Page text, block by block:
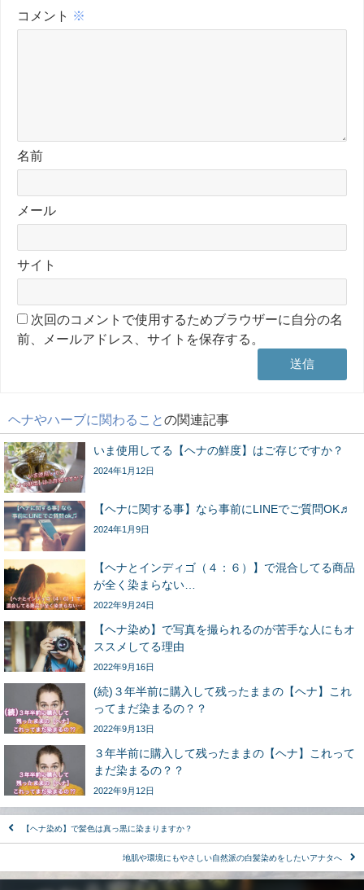
コメント ※
名前
メール
サイト
次回のコメントで使用するためブラウザーに自分の名
前、メールアドレス、サイトを保存する。
ヘナやハーブに関わることの関連記事
いま使用してる【ヘナの鮮度】はご存じですか？
2024年1月12日
【ヘナに関する事】なら事前にLINEでご質問OK♬
2024年1月9日
【ヘナとインディゴ（４：６）】で混合してる商品
が全く染まらない…
2022年9月24日
【ヘナ染め】で写真を撮られるのが苦手な人にもオ
ススメしてる理由
2022年9月16日
(続)３年半前に購入して残ったままの【ヘナ】これ
ってまだ染まるの？？
2022年9月13日
３年半前に購入して残ったままの【ヘナ】これって
まだ染まるの？？
2022年9月12日
【ヘナ染め】で髪色は真っ黒に染まりますか？
地肌や環境にもやさしい自然派の白髪染めをしたいアナタへ